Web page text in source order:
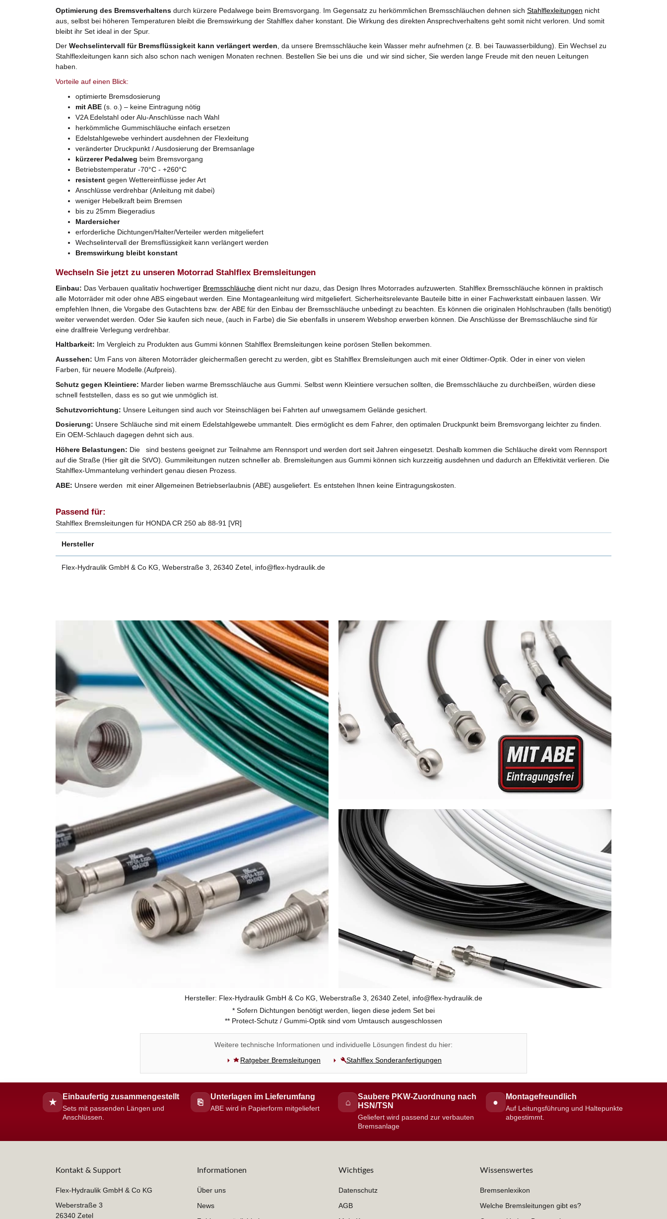
Optimierung des Bremsverhaltens durch kürzere Pedalwege beim Bremsvorgang. Im Gegensatz zu herkömmlichen Bremsschläuchen dehnen sich Stahlflexleitungen nicht
aus, selbst bei höheren Temperaturen bleibt die Bremswirkung der Stahlflex daher konstant. Die Wirkung des direkten Ansprechverhaltens geht somit nicht verloren. Und somit
bleibt ihr Set ideal in der Spur.
Der Wechselintervall für Bremsflüssigkeit kann verlängert werden, da unsere Bremsschläuche kein Wasser mehr aufnehmen (z. B. bei Tauwasserbildung). Ein Wechsel zu
Stahlflexleitungen kann sich also schon nach wenigen Monaten rechnen. Bestellen Sie bei uns die und wir sind sicher, Sie werden lange Freude mit den neuen Leitungen
haben.
Vorteile auf einen Blick:
optimierte Bremsdosierung
mit ABE (s. o.) – keine Eintragung nötig
V2A Edelstahl oder Alu-Anschlüsse nach Wahl
herkömmliche Gummischläuche einfach ersetzen
Edelstahlgewebe verhindert ausdehnen der Flexleitung
veränderter Druckpunkt / Ausdosierung der Bremsanlage
kürzerer Pedalweg beim Bremsvorgang
Betriebstemperatur -70°C - +260°C
resistent gegen Wettereinflüsse jeder Art
Anschlüsse verdrehbar (Anleitung mit dabei)
weniger Hebelkraft beim Bremsen
bis zu 25mm Biegeradius
Mardersicher
erforderliche Dichtungen/Halter/Verteiler werden mitgeliefert
Wechselintervall der Bremsflüssigkeit kann verlängert werden
Bremswirkung bleibt konstant
Wechseln Sie jetzt zu unseren Motorrad Stahlflex Bremsleitungen
Einbau: Das Verbauen qualitativ hochwertiger Bremsschläuche dient nicht nur dazu, das Design Ihres Motorrades aufzuwerten. Stahlflex Bremsschläuche können in praktisch
alle Motorräder mit oder ohne ABS eingebaut werden. Eine Montageanleitung wird mitgeliefert. Sicherheitsrelevante Bauteile bitte in einer Fachwerkstatt einbauen lassen. Wir
empfehlen Ihnen, die Vorgabe des Gutachtens bzw. der ABE für den Einbau der Bremsschläuche unbedingt zu beachten. Es können die originalen Hohlschrauben (falls benötigt)
weiter verwendet werden. Oder Sie kaufen sich neue, (auch in Farbe) die Sie ebenfalls in unserem Webshop erwerben können. Die Anschlüsse der Bremsschläuche sind für
eine drallfreie Verlegung verdrehbar.
Haltbarkeit: Im Vergleich zu Produkten aus Gummi können Stahlflex Bremsleitungen keine porösen Stellen bekommen.
Aussehen: Um Fans von älteren Motorräder gleichermaßen gerecht zu werden, gibt es Stahlflex Bremsleitungen auch mit einer Oldtimer-Optik. Oder in einer von vielen
Farben, für neuere Modelle.(Aufpreis).
Schutz gegen Kleintiere: Marder lieben warme Bremsschläuche aus Gummi. Selbst wenn Kleintiere versuchen sollten, die Bremsschläuche zu durchbeißen, würden diese
schnell feststellen, dass es so gut wie unmöglich ist.
Schutzvorrichtung: Unsere Leitungen sind auch vor Steinschlägen bei Fahrten auf unwegsamem Gelände gesichert.
Dosierung: Unsere Schläuche sind mit einem Edelstahlgewebe ummantelt. Dies ermöglicht es dem Fahrer, den optimalen Druckpunkt beim Bremsvorgang leichter zu finden.
Ein OEM-Schlauch dagegen dehnt sich aus.
Höhere Belastungen: Die sind bestens geeignet zur Teilnahme am Rennsport und werden dort seit Jahren eingesetzt. Deshalb kommen die Schläuche direkt vom Rennsport
auf die Straße (Hier gilt die StVO). Gummileitungen nutzen schneller ab. Bremsleitungen aus Gummi können sich kurzzeitig ausdehnen und dadurch an Effektivität verlieren. Die
Stahlflex-Ummantelung verhindert genau diesen Prozess.
ABE: Unsere werden mit einer Allgemeinen Betriebserlaubnis (ABE) ausgeliefert. Es entstehen Ihnen keine Eintragungskosten.
Passend für:
Stahlflex Bremsleitungen für HONDA CR 250 ab 88-91 [VR]
Hersteller
Flex-Hydraulik GmbH & Co KG, Weberstraße 3, 26340 Zetel, info@flex-hydraulik.de
Hersteller: Flex-Hydraulik GmbH & Co KG, Weberstraße 3, 26340 Zetel, info@flex-hydraulik.de
* Sofern Dichtungen benötigt werden, liegen diese jedem Set bei
** Protect-Schutz / Gummi-Optik sind vom Umtausch ausgeschlossen
Weitere technische Informationen und individuelle Lösungen findest du hier:
Ratgeber Bremsleitungen
Stahlflex Sonderanfertigungen
★
Einbaufertig zusammengestellt
Sets mit passenden Längen und
Anschlüssen.
⎘
Unterlagen im Lieferumfang
ABE wird in Papierform mitgeliefert
⌂
Saubere PKW-Zuordnung nach
HSN/TSN
Geliefert wird passend zur verbauten
Bremsanlage
●
Montagefreundlich
Auf Leitungsführung und Haltepunkte
abgestimmt.
Kontakt & Support
Flex-Hydraulik GmbH & Co KG
Weberstraße 3
26340 Zetel
Informationen
Über uns
News
Wichtiges
Datenschutz
AGB
Wissenswertes
Bremsenlexikon
Welche Bremsleitungen gibt es?